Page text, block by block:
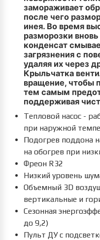
замораживает
после чего
инея. Во время
разморозки
конденсат
загрязнения с
удаляя их через
Крыльчатка
вращение, чтобы
тем самым
поддерживая
Тепловой насос -
при наружной
Подогрев поддона
на обогрев при
Фреон R32
Низкий уровень
Объемный 3D
вертикальные и
Сезонная
до 9,2)
Пульт ДУ с